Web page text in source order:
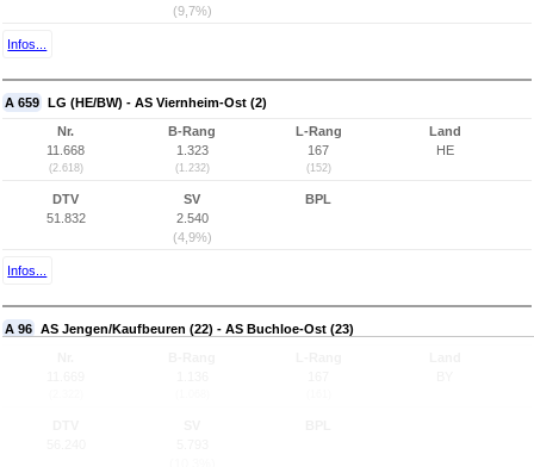
(9,7%)
Infos...
A 659 LG (HE/BW) - AS Viernheim-Ost (2)
Nr.
11.668
(2.618)
B-Rang
1.323
(1.232)
L-Rang
167
(152)
Land
HE
DTV
51.832
SV
2.540
(4,9%)
BPL
Infos...
A 96 AS Jengen/Kaufbeuren (22) - AS Buchloe-Ost (23)